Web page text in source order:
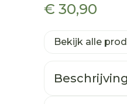
€ 30,90
Bekijk alle
Beschrijving